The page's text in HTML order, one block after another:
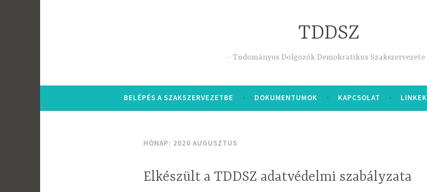
TDDSZ
Tudományos Dolgozók Demokratikus Szakszervezete
BELÉPÉS A SZAKSZERVEZETBE DOKUMENTUMOK KAPCSOLAT LINKEK
HÓNAP: 2020 AUGUSZTUS
Elkészült a TDDSZ adatvédelmi szabályzata